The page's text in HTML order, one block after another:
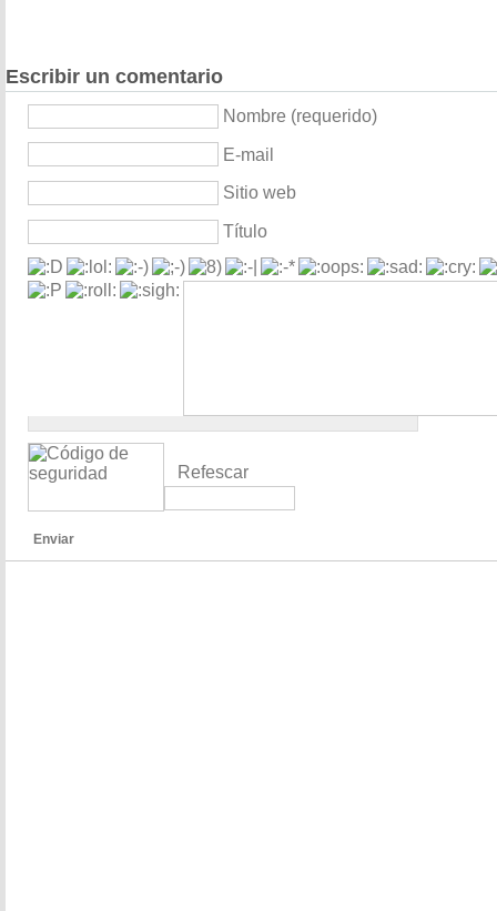
Escribir un comentario
Nombre (requerido)
E-mail
Sitio web
Título
Refescar
Enviar